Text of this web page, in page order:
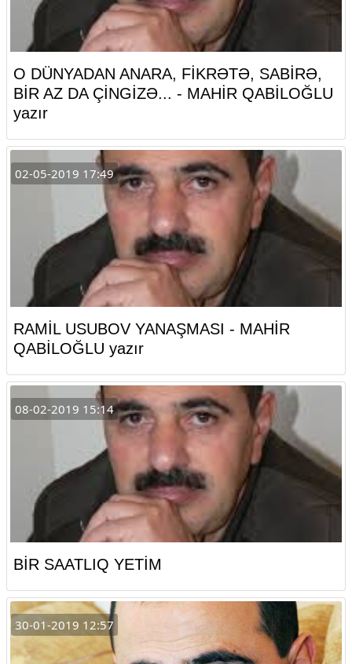
O DÜNYADAN ANARA, FİKRƏTƏ, SABİRƏ,
BİR AZ DA ÇİNGİZƏ... - MAHİR QABİLOĞLU
yazır
02-05-2019 17:49
RAMİL USUBOV YANAŞMASI - MAHİR
QABİLOĞLU yazır
08-02-2019 15:14
BİR SAATLIQ YETİM
30-01-2019 12:57